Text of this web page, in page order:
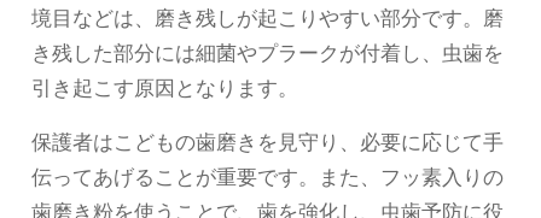
境目などは、磨き残しが起こりやすい部分です。磨
き残した部分には細菌やプラークが付着し、虫歯を
引き起こす原因となります。
保護者はこどもの歯磨きを見守り、必要に応じて手
伝ってあげることが重要です。また、フッ素入りの
歯磨き粉を使うことで、歯を強化し、虫歯予防に役